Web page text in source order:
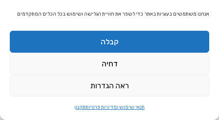
אנחנו משתמשים בעוגיות באתר כדי לשפר את חוויית הגלישה ושימוש בכל הכלים המתקדמים
קבלה
דחיה
ראה הגדרות
תנאי שימוש ומדיניות פרטיותתקנון
מזל אריה התאמת מזלות
מזל בתולה
מזל בתולה התאמת מזלות